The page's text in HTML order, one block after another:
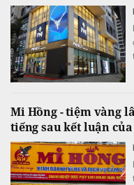
Mi Hồng - tiệm vàng
tiếng sau kết luận